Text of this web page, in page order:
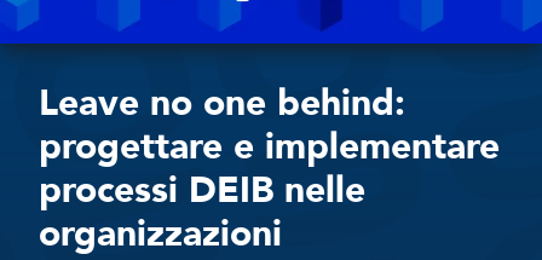
Leave no one behind:
progettare e implementare
processi DEIB nelle
organizzazioni